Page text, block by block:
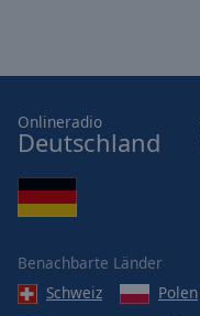
Onlineradio
Deutschland
Benachbarte Länder
Schweiz
Polen